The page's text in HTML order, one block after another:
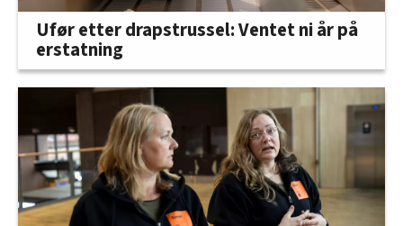
Ufør etter drapstrussel: Ventet ni år på
erstatning